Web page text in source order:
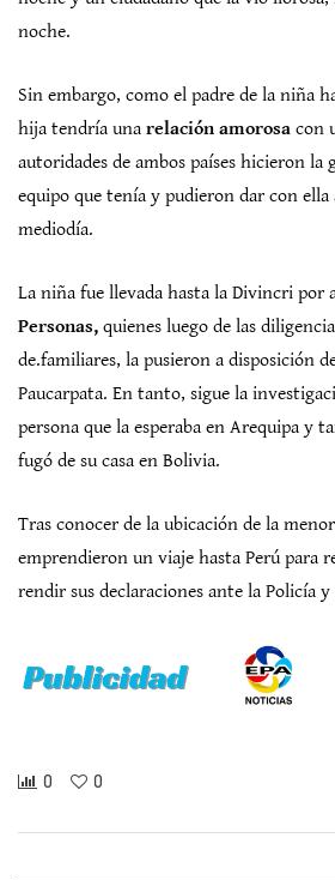
noche.
Sin embargo, como el padre de la niña
hija tendría una relación amorosa con
autoridades de ambos países hicieron la
equipo que tenía y pudieron dar con ella
mediodía.
La niña fue llevada hasta la Divincri por
Personas, quienes luego de las
de.familiares, la pusieron a disposición
Paucarpata. En tanto, sigue la
persona que la esperaba en Arequipa y
fugó de su casa en Bolivia.
Tras conocer de la ubicación de la
emprendieron un viaje hasta Perú para
rendir sus declaraciones ante la Policía y
0 0